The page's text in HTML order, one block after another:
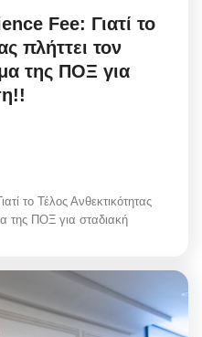
Fee: Γιατί το
πλήττει τον
της ΠΟΞ για
το Τέλος Ανθεκτικότητας
της ΠΟΞ για σταδιακή